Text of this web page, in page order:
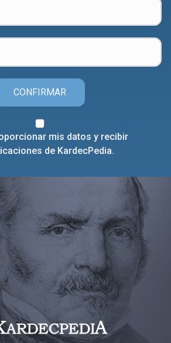
CONFIRMAR
mis datos y recibir
de KardecPedia.